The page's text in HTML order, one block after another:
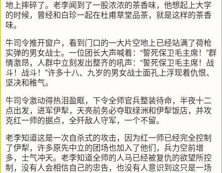
地上摔碎了。老李闻到了一股浓浓的茶香味，他想起上大学
的时候，曾经和白珍一起在杜甫草堂品茶，就是这样的茶香
味。
牛司令推开窗户，看到门口的一大片空地上已经站满了荷枪
实弹的男女战士。一位团长大声喊着：“誓死保卫毛主席！”群
情激昂，人群中立刻发出整齐的吼声：“誓死保卫毛主席！战
斗！战斗！”许多十八、九岁的男女战士面孔上浮现着仇恨、
坚决和稚气。
牛司令激动得热泪盈眶，下令全师官兵整装待命，半夜十二
点出发，进军伊犁，天亮前务必夺取绿洲和伊犁饭店，并攻
克红一师的据点，全歼敌人守军，一个不留。
老李知道这是一次自杀式的攻击，因为红一师已经完全控制
了伊犁，许多原先中立的团场也加入了他们，兵力空前增
多，士气冲天。老李知道全师的人马已经被复仇的欲望所控
制，没有人会相信自己的忠告，也没有人意识到这只是一场